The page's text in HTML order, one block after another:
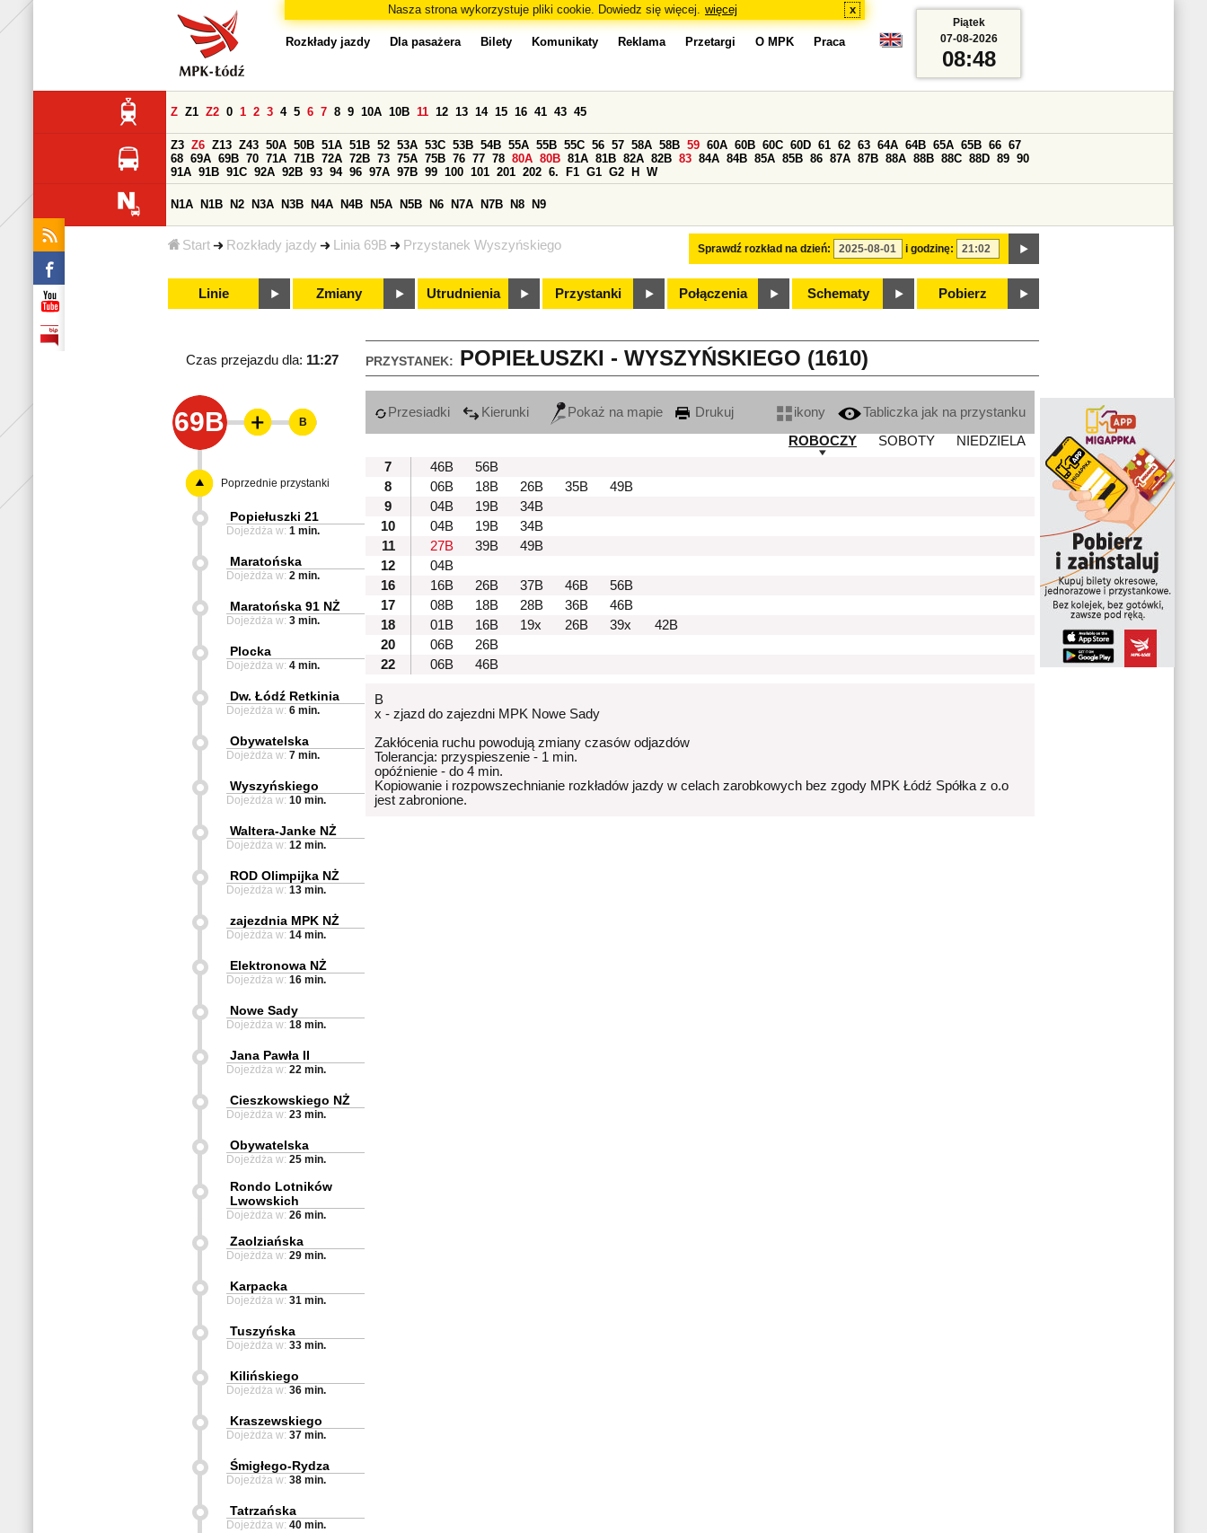
Nasza strona wykorzystuje pliki cookie. Dowiedz się więcej. więcej x
Start Rozkłady jazdy Linia 69B Przystanek Wyszyńskiego
Rozkłady jazdy Dla pasażera Bilety Komunikaty Reklama Przetargi O MPK Praca
Sprawdź rozkład na dzień: i godzinę:
Z Z1 Z2 0 1 2 3 4 5 6 7 8 9 10A 10B 11 12 13 14 15 16 41 43 45
Z3 Z6 Z13 Z43 50A 50B 51A 51B 52 53A 53C 53B 54B 55A 55B 55C 56 57 58A 58B 59 60A 60B 60C 60D 61 62 63 64A 64B 65A 65B 66 67
68 69A 69B 70 71A 71B 72A 72B 73 75A 75B 76 77 78 80A 80B 81A 81B 82A 82B 83 84A 84B 85A 85B 86 87A 87B 88A 88B 88C 88D 89 90
91A 91B 91C 92A 92B 93 94 96 97A 97B 99 100 101 201 202 6. F1 G1 G2 H W
N1A N1B N2 N3A N3B N4A N4B N5A N5B N6 N7A N7B N8 N9
Linie Zmiany Utrudnienia Przystanki Połączenia Schematy Pobierz
Piątek
07-08-2026
08:48
PRZYSTANEK: POPIEŁUSZKI - WYSZYŃSKIEGO (1610)
Czas przejazdu dla: 11:27
69B Przesiadki Kierunki Pokaż na mapie Drukuj ikony
Tabliczka jak na przystanku
ROBOCZY
SOBOTY
NIEDZIELA
7
46B
56B
8
06B 18B 26B 35B
49B
9
04B 19B
34B
10
04B 19B
34B
11
27B 39B
49B
12
04B
16
16B 26B 37B 46B
56B
17
08B 18B 28B 36B
46B
18
01B 16B 19x 26B 39x
42B
20
06B
26B
22
06B 46B
B
x - zjazd do zajezdni MPK Nowe Sady
Zakłócenia ruchu powodują zmiany czasów odjazdów
Tolerancja: przyspieszenie - 1 min.
opóźnienie - do 4 min.
Kopiowanie i rozpowszechnianie rozkładów jazdy w celach zarobkowych bez zgody MPK Łódź Spółka z o.o
jest zabronione.
B
Poprzednie przystanki
Popiełuszki 21
Dojeżdża w: 1 min.
Maratońska
Dojeżdża w: 2 min.
Maratońska 91 NŻ
Dojeżdża w: 3 min.
Plocka
Dojeżdża w: 4 min.
Dw. Łódź Retkinia
Dojeżdża w: 6 min.
Obywatelska
Dojeżdża w: 7 min.
Wyszyńskiego
Dojeżdża w: 10 min.
Waltera-Janke NŻ
Dojeżdża w: 12 min.
ROD Olimpijka NŻ
Dojeżdża w: 13 min.
zajezdnia MPK NŻ
Dojeżdża w: 14 min.
Elektronowa NŻ
Dojeżdża w: 16 min.
Nowe Sady
Dojeżdża w: 18 min.
Jana Pawła II
Dojeżdża w: 22 min.
Cieszkowskiego NŻ
Dojeżdża w: 23 min.
Obywatelska
Dojeżdża w: 25 min.
Rondo Lotników
Lwowskich
Dojeżdża w: 26 min.
Zaolziańska
Dojeżdża w: 29 min.
Karpacka
Dojeżdża w: 31 min.
Tuszyńska
Dojeżdża w: 33 min.
Kilińskiego
Dojeżdża w: 36 min.
Kraszewskiego
Dojeżdża w: 37 min.
Śmigłego-Rydza
Dojeżdża w: 38 min.
Tatrzańska
Dojeżdża w: 40 min.